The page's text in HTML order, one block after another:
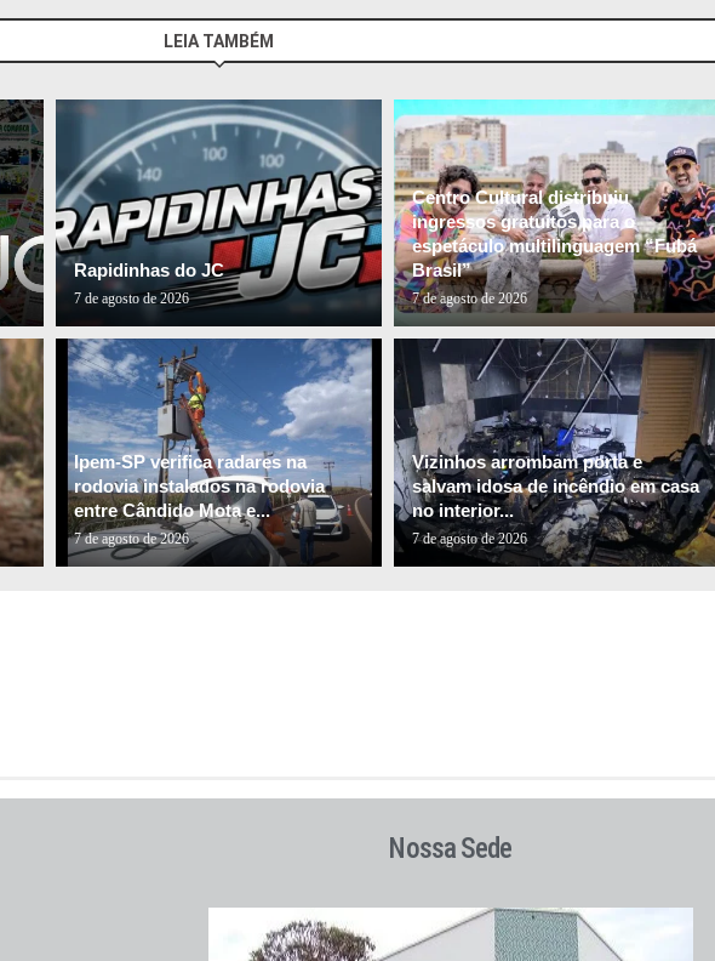
LEIA TAMBÉM
Rapidinhas do JC
7 de agosto de 2026
Centro Cultural distribuiu
ingressos gratuitos para o
espetáculo multilinguagem “Fubá
Brasil”
7 de agosto de 2026
Ipem-SP verifica radares na
rodovia instalados na rodovia
entre Cândido Mota e...
7 de agosto de 2026
Vizinhos arrombam porta e
salvam idosa de incêndio em casa
no interior...
7 de agosto de 2026
Nossa Sede